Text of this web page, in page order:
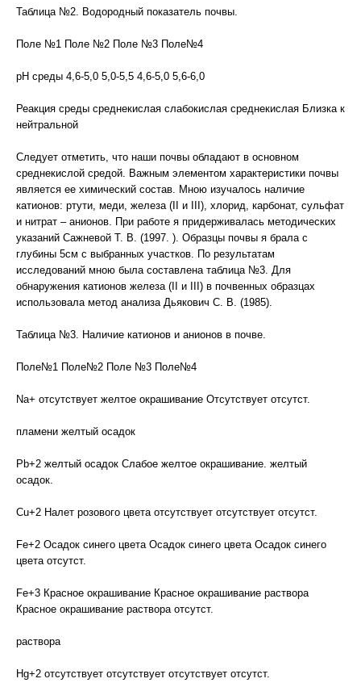
Таблица №2. Водородный показатель почвы.
Поле №1 Поле №2 Поле №3 Поле№4
рН среды 4,6-5,0 5,0-5,5 4,6-5,0 5,6-6,0
Реакция среды среднекислая слабокислая среднекислая Близка к
нейтральной
Следует отметить, что наши почвы обладают в основном
среднекислой средой. Важным элементом характеристики почвы
является ее химический состав. Мною изучалось наличие
катионов: ртути, меди, железа (ІІ и ІІІ), хлорид, карбонат, сульфат
и нитрат – анионов. При работе я придерживалась методических
указаний Сажневой Т. В. (1997. ). Образцы почвы я брала с
глубины 5см с выбранных участков. По результатам
исследований мною была составлена таблица №3. Для
обнаружения катионов железа (ΙΙ и ΙΙΙ) в почвенных образцах
использовала метод анализа Дьякович С. В. (1985).
Таблица №3. Наличие катионов и анионов в почве.
Поле№1 Поле№2 Поле №3 Поле№4
Na+ отсутствует желтое окрашивание Отсутствует отсутст.
пламени желтый осадок
Pb+2 желтый осадок Слабое желтое окрашивание. желтый
осадок.
Cu+2 Налет розового цвета отсутствует отсутствует отсутст.
Fe+2 Осадок синего цвета Осадок синего цвета Осадок синего
цвета отсутст.
Fe+3 Красное окрашивание Красное окрашивание раствора
Красное окрашивание раствора отсутст.
раствора
Hg+2 отсутствует отсутствует отсутствует отсутст.